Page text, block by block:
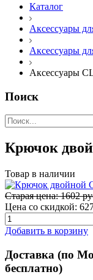
Каталог
Аксессуары
Аксессуары
Аксессуары
Поиск
Крючок
Товар в наличии
Старая цена: 1602
Цена со скидкой:
Добавить в корзину
Доставка (по
бесплатно)